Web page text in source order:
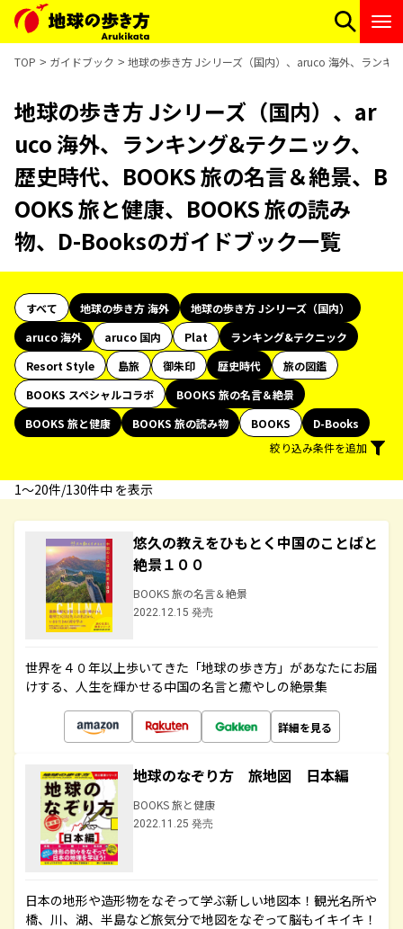
TOP ガイドブック 地球の歩き方 Jシリーズ（国内）、aruco 海外、ランキ
地球の歩き方 Jシリーズ（国内）、ar
uco 海外、ランキング&テクニック、
歴史時代、BOOKS 旅の名言＆絶景、B
OOKS 旅と健康、BOOKS 旅の読み
物、D-Booksのガイドブック一覧
すべて 地球の歩き方 海外
地球の歩き方 Jシリーズ（国内）
aruco 海外
aruco 国内 Plat
ランキング&テクニック
Resort Style
島旅 御朱印 歴史時代
旅の図鑑
BOOKS スペシャルコラボ
BOOKS 旅の名言＆絶景
BOOKS 旅と健康
BOOKS 旅の読み物 BOOKS
D-Books
絞り込み条件を追加
1〜20件/130件中 を表示
悠久の教えをひもとく中国のことばと
絶景１００
BOOKS 旅の名言＆絶景
2022.12.15 発売
世界を４０年以上歩いてきた「地球の歩き方」があなたにお届
けする、人生を輝かせる中国の名言と癒やしの絶景集
詳細を見る
地球のなぞり方 旅地図 日本編
BOOKS 旅と健康
2022.11.25 発売
日本の地形や造形物をなぞって学ぶ新しい地図本！観光名所や
橋、川、湖、半島など旅気分で地図をなぞって脳もイキイキ！